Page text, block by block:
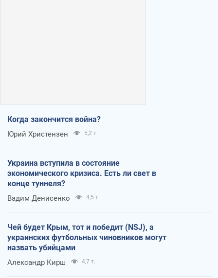
Когда закончится война?
Юрий Христензен 5,2 т.
Украина вступила в состояние
экономического кризиса. Есть ли свет в
конце туннеля?
Вадим Денисенко 4,5 т.
Чей будет Крым, тот и победит (NSJ), а
украинских футбольных чиновников могут
назвать убийцами
Александр Кирш 4,7 т.